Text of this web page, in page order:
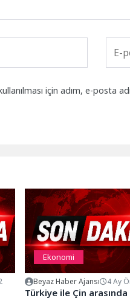
için adım, e-posta
Ekonomi
Beyaz Haber Ajansı 4 Ay
Türkiye ile Çin arasında